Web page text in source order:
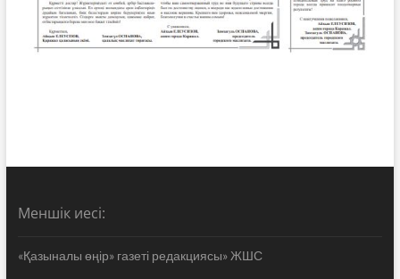
Меншік иесі:
«Қазыналы өңір» газеті редакциясы» ЖШС